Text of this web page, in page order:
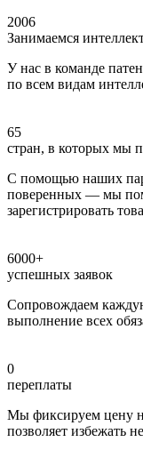
2006
Занимаемся
У нас в команде
по всем видам
65
стран, в которых мы
С помощью наших
поверенных — мы
зарегистрировать
6000+
успешных заявок
Сопровождаем
выполнение всех
0
переплаты
Мы фиксируем цену
позволяет избежать